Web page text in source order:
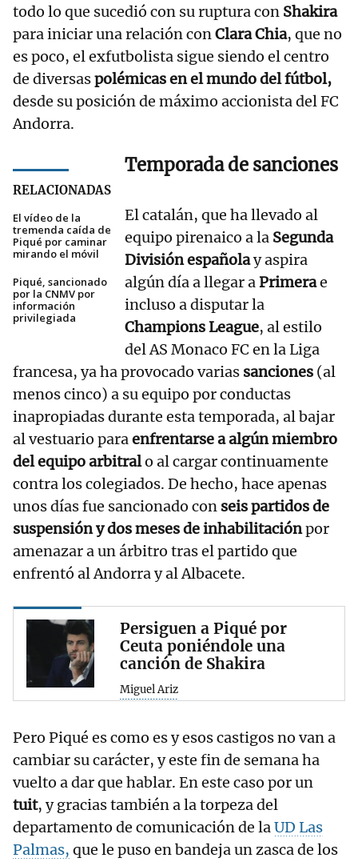
todo lo que sucedió con su ruptura con Shakira
para iniciar una relación conClara Chia, que no
es poco, el exfutbolista sigue siendo el centro
de diversaspolémicas en el mundo del fútbol,
desde su posición de máximo accionista del FC
Andorra.
RELACIONADAS
El vídeo de la
tremenda caída de
Piqué por caminar
mirando el móvil
Piqué, sancionado
por la CNMV por
información
privilegiada
Temporada de sanciones
El catalán, que ha llevado al
equipo pirenaico a la Segunda
División españolay aspira
algún día a llegar aPrimerae
incluso a disputar la
Champions League, al estilo
del AS Monaco FC en la Liga
francesa, ya ha provocado varias sanciones (al
menos cinco) a su equipo por conductas
inapropiadas durante esta temporada, al bajar
al vestuario paraenfrentarse a algún miembro
del equipo arbitralo al cargar continuamente
contra los colegiados. De hecho, hace apenas
unos días fue sancionado con seis partidos de
suspensión y dos meses de inhabilitaciónpor
amenazar a un árbitro tras el partido que
enfrentó al Andorra y al Albacete.
Persiguen a Piqué por
Ceuta poniéndole una
canción de Shakira
Miguel Ariz
Pero Piqué es como es y esos castigos no van a
cambiar su carácter, y este fin de semana ha
vuelto a dar que hablar. En este caso por un
tuit, y gracias también a la torpeza del
departamento de comunicación de laUD Las
Palmas, que le puso en bandeja un zasca de los